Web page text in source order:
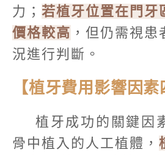
力； 若植牙位置在門牙
價格較高 ，但仍需視
況進行判斷。
【植牙費用影響因
植牙成功的關鍵因
骨中植入的人工植體，